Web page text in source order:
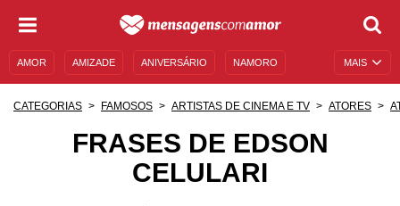
MAIS
AMOR AMIZADE ANIVERSÁRIO NAMORO
MENSAGENS DE ANIVERSÁRIO
CATEGORIAS FAMOSOS ARTISTAS DE CINEMA E TV ATORES
FRASES DE EDSON
CELULARI